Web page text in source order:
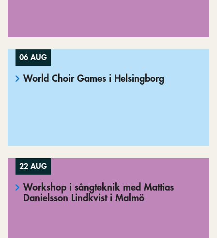
06 AUG
World Choir Games i Helsingborg
22 AUG
Workshop i sångteknik med Mattias
Danielsson Lindkvist i Malmö